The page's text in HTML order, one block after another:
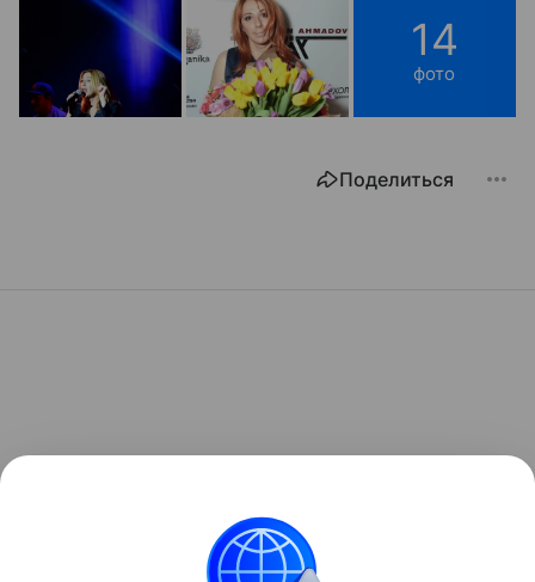
14
фото
Поделиться